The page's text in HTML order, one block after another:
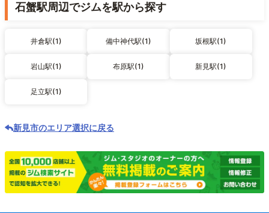
石蟹駅周辺でジムを駅から探す
井倉駅(1) 備中神代駅(1) 坂根駅(1)
岩山駅(1) 布原駅(1) 新見駅(1)
足立駅(1)
新見市のエリア選択に戻る